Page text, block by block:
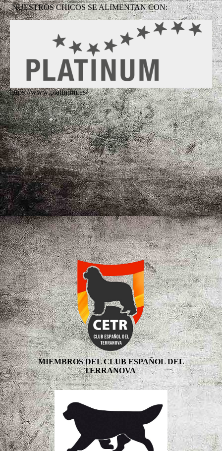
NUESTROS CHICOS SE ALIMENTAN CON:
https://www.platinum.es/
MIEMBROS DEL CLUB ESPAÑOL DEL
TERRANOVA